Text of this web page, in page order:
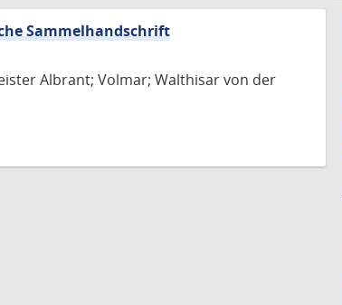
Sammelhandschrift
Albrant; Volmar; Walthisar von der